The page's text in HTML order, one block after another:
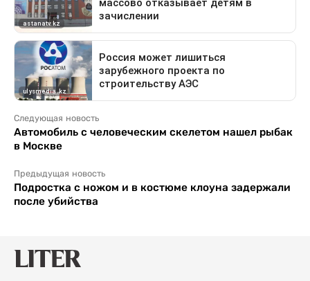
Следующая новость
Автомобиль с человеческим скелетом нашел рыбак
в Москве
Предыдущая новость
Подростка с ножом и в костюме клоуна задержали
после убийства